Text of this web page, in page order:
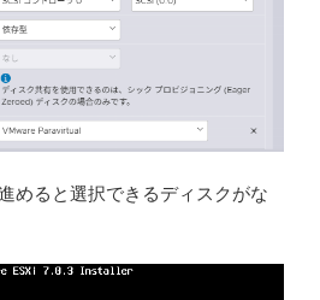
めると選択できるディスクがな